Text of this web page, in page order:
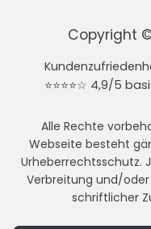
Copyright
⭐⭐⭐⭐☆ 4,9/5
Alle Rechte
Webseite besteht
Urheberrechtsschutz.
Verbreitung und/
schriftlicher